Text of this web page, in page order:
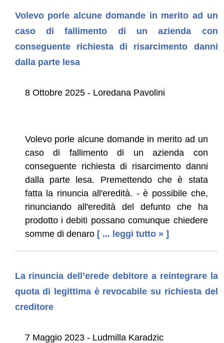
Volevo porle alcune domande in merito ad un
caso di fallimento di un azienda con
conseguente richiesta di risarcimento danni
dalla parte lesa
8 Ottobre 2025 - Loredana Pavolini
Volevo porle alcune domande in merito ad un
caso di fallimento di un azienda con
conseguente richiesta di risarcimento danni
dalla parte lesa. Premettendo che è stata
fatta la rinuncia all'eredità. - è possibile che,
rinunciando all'eredità del defunto che ha
prodotto i debiti possano comunque chiedere
somme di denaro [ ... leggi tutto » ]
La rinuncia dell’erede debitore a reintegrare la
quota di legittima è revocabile su richiesta del
creditore
7 Maggio 2023 - Ludmilla Karadzic